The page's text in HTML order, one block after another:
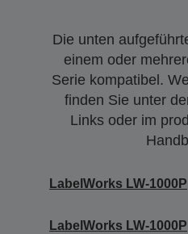
Die unten
einem oder
Serie kompatibel.
finden Sie unter
Links oder im
LabelWorks LW-1000P
LabelWorks LW-1000P